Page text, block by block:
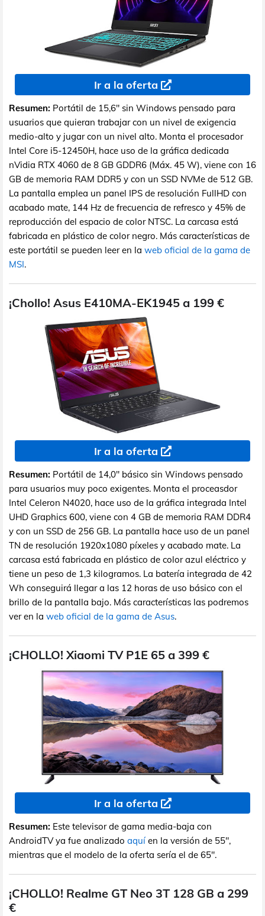
Ir a la oferta
Resumen: Portátil de 15,6" sin Windows pensado para
usuarios que quieran trabajar con un nivel de exigencia
medio-alto y jugar con un nivel alto. Monta el procesador
Intel Core i5-12450H, hace uso de la gráfica dedicada
nVidia RTX 4060 de 8 GB GDDR6 (Máx. 45 W), viene con 16
GB de memoria RAM DDR5 y con un SSD NVMe de 512 GB.
La pantalla emplea un panel IPS de resolución FullHD con
acabado mate, 144 Hz de frecuencia de refresco y 45% de
reproducción del espacio de color NTSC. La carcasa está
fabricada en plástico de color negro. Más características de
este portátil se pueden leer en la web oficial de la gama de
MSI.
¡Chollo! Asus E410MA-EK1945 a 199 €
Ir a la oferta
Resumen: Portátil de 14,0" básico sin Windows pensado
para usuarios muy poco exigentes. Monta el proceasdor
Intel Celeron N4020, hace uso de la gráfica integrada Intel
UHD Graphics 600, viene con 4 GB de memoria RAM DDR4
y con un SSD de 256 GB. La pantalla hace uso de un panel
TN de resolución 1920x1080 píxeles y acabado mate. La
carcasa está fabricada en plástico de color azul eléctrico y
tiene un peso de 1,3 kilogramos. La batería integrada de 42
Wh conseguirá llegar a las 12 horas de uso básico con el
brillo de la pantalla bajo. Más características las podremos
ver en la web oficial de la gama de Asus.
¡CHOLLO! Xiaomi TV P1E 65 a 399 €
Ir a la oferta
Resumen: Este televisor de gama media-baja con
AndroidTV ya fue analizado aquí en la versión de 55",
mientras que el modelo de la oferta sería el de 65".
¡CHOLLO! Realme GT Neo 3T 128 GB a 299
€